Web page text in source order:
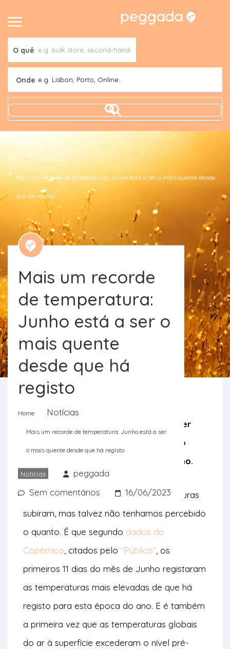
O quê
Onde e.g. Lisbon, Porto, Online..
Home Notícias
Mais um recorde de temperatura: Junho está a ser o mais quente desde
que há registo
Mais um recorde
de temperatura:
Junho está a ser o
mais quente
desde que há
registo
Home Notícias
Mais um recorde de temperatura: Junho está a ser
o mais quente desde que há registo
Notícias
peggada
Sem comentários
16/06/2023
A temperatura subiu e acaba de bater
mais um recorde: nunca esteve tanto
calor como agora, nesta altura do ano.
Já todos percebemos que as temperaturas
subiram, mas talvez não tenhamos percebido
o quanto. É que segundo dados do
Copérnico, citados pelo “Público”, os
primeiros 11 dias do mês de Junho registaram
as temperaturas mais elevadas de que há
registo para esta época do ano. E é também
a primeira vez que as temperaturas globais
do ar à superfície excederam o nível pré-